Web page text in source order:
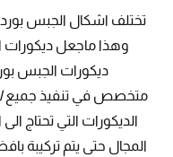
تختلف اشكال الجبس بورد
وهذا ماجعل ديكورات
ديكورات الجبس
متخصص في تنفيذ جميع
الديكورات التي تحتاج
المجال حتى يتم تركيبة